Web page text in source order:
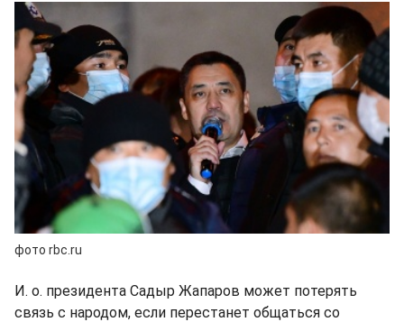
фото rbc.ru
И. о. президента Садыр Жапаров может потерять
связь с народом, если перестанет общаться со